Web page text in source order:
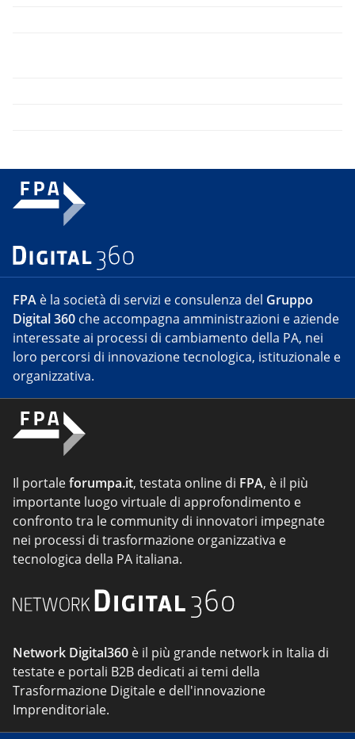
FPA è la società di servizi e consulenza del Gruppo
Digital 360 che accompagna amministrazioni e aziende
interessate ai processi di cambiamento della PA, nei
loro percorsi di innovazione tecnologica, istituzionale e
organizzativa.
Il portaleforumpa.it, testata online di FPA, è il più
importante luogo virtuale di approfondimento e
confronto tra le community di innovatori impegnate
nei processi di trasformazione organizzativa e
tecnologica della PA italiana.
Network Digital360 è il più grande network in Italia di
testate e portali B2B dedicati ai temi della
Trasformazione Digitale e dell'innovazione
Imprenditoriale.